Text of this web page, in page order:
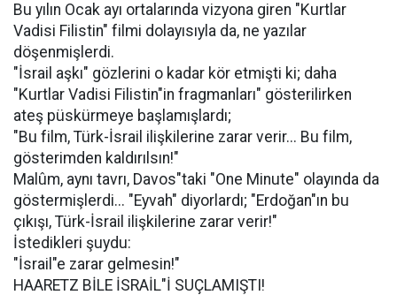
Bu yılın Ocak ayı ortalarında vizyona giren "Kurtlar
Vadisi Filistin" filmi dolayısıyla da, ne yazılar
döşenmişlerdi.
"İsrail aşkı" gözlerini o kadar kör etmişti ki; daha
"Kurtlar Vadisi Filistin"in fragmanları" gösterilirken
ateş püskürmeye başlamışlardı;
"Bu film, Türk-İsrail ilişkilerine zarar verir... Bu film,
gösterimden kaldırılsın!"
Malûm, aynı tavrı, Davos"taki "One Minute" olayında da
göstermişlerdi... "Eyvah" diyorlardı; "Erdoğan"ın bu
çıkışı, Türk-İsrail ilişkilerine zarar verir!"
İstedikleri şuydu:
"İsrail"e zarar gelmesin!"
HAARETZ BİLE İSRAİL"İ SUÇLAMIŞTI!